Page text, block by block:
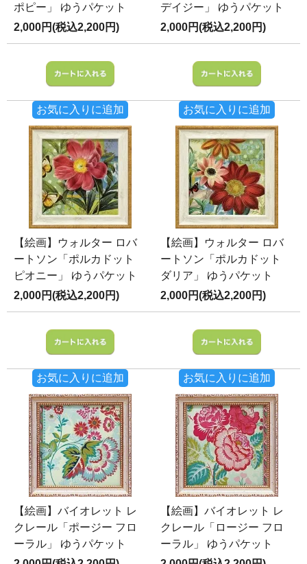
ポピー」 ゆうパケット
2,000円(税込2,200円)
お気に入りに追加
デイジー」 ゆうパケット
2,000円(税込2,200円)
お気に入りに追加
【絵画】ウォルター ロバ
ートソン「ポルカドット
ピオニー」 ゆうパケット
2,000円(税込2,200円)
お気に入りに追加
【絵画】ウォルター ロバ
ートソン「ポルカドット
ダリア」 ゆうパケット
2,000円(税込2,200円)
お気に入りに追加
【絵画】バイオレット レ
クレール「ポージー フロ
ーラル」 ゆうパケット
【絵画】バイオレット レ
クレール「ロージー フロ
ーラル」 ゆうパケット